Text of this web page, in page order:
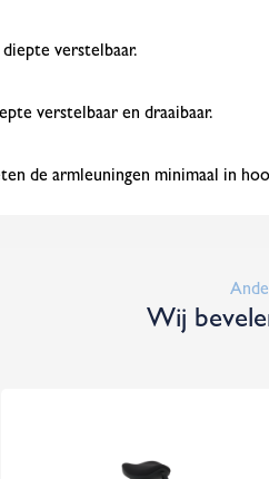
verstelbaar.
verstelbaar en draaibaar.
de armleuningen minimaal in
Wij